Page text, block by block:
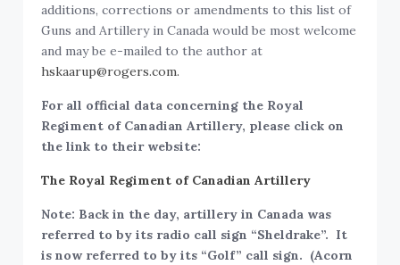
additions, corrections or amendments to this list of
Guns and Artillery in Canada would be most welcome
and may be e-mailed to the author at
hskaarup@rogers.com.
For all official data concerning the Royal
Regiment of Canadian Artillery, please click on
the link to their website:
The Royal Regiment of Canadian Artillery
Note: Back in the day, artillery in Canada was
referred to by its radio call sign “Sheldrake”. It
is now referred to by its “Golf” call sign. (Acorn